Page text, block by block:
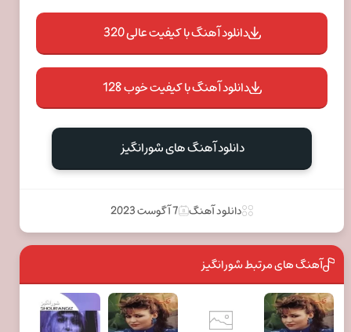
دانلود آهنگ با کیفیت عالی 320
دانلود آهنگ با کیفیت خوب 128
دانلود آهنگ های شورانگیز
دانلود آهنگ 7 آگوست 2023
آهنگ های مرتبط شورانگیز